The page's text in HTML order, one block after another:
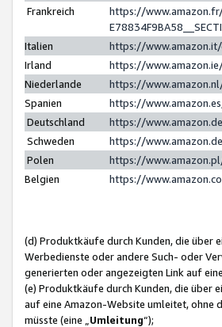
Frankreich
https://
Italien
https://
Irland
https://
Niederlande
https://
Spanien
https://
Deutschland
https://
Schweden
https://
Polen
https://
Belgien
https://
(d) Produktkäufe durch Kunden, die über
Werbedienste oder andere Such- oder
generierten oder angezeigten Link auf
(e) Produktkäufe durch Kunden, die über
auf eine Amazon-Website umleitet, ohne
müsste (eine „ Umleitung“);